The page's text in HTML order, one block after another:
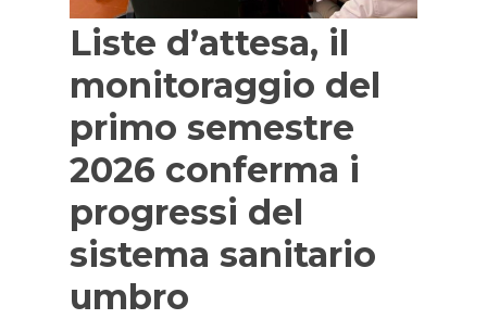
Liste d’attesa, il
monitoraggio del
primo semestre
2026 conferma i
progressi del
sistema sanitario
umbro